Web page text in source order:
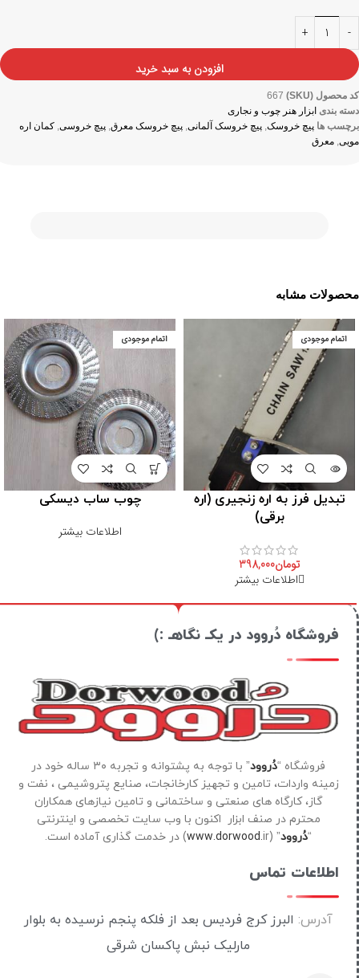
افزودن به سبد خرید
کد محصول (SKU)
667
دسته بندی ابزار هنر چوب و نجاری
برچسب ها پیچ خروسک, پیچ خروسک آلمانی, پیچ خروسک معرق, پیچ خروسی, کمان اره
مویی, معرق
محصولات مشابه
اتمام موجودی
تبدیل فرز به اره زنجیری (اره
برقی)
تومان398,000
اطلاعات بیشتر
اتمام موجودی
چوب ساب دیسکی
اطلاعات بیشتر
فروشگاه دُروود در یکـ نگاهـ :)
فروشگاه “دُروود
” با توجه به پشتوانه و تجربه ۳۰ ساله خود در
زمینه واردات، تامین و تجهیز کارخانجات، صنایع پتروشیمی ، نفت و
گاز، کارگاه های صنعتی و ساختمانی و تامین نیازهای همکاران
محترم در صنف ابزار اکنون با وب سایت تخصصی و اینترنتی
“دُروود” (
www.dorwood.ir) در خدمت گذاری آماده است.
اطلاعات تماس
آدرس: البرز کرج فردیس بعد از فلکه پنجم نرسیده به بلوار
مارلیک نبش پاکسان شرقی